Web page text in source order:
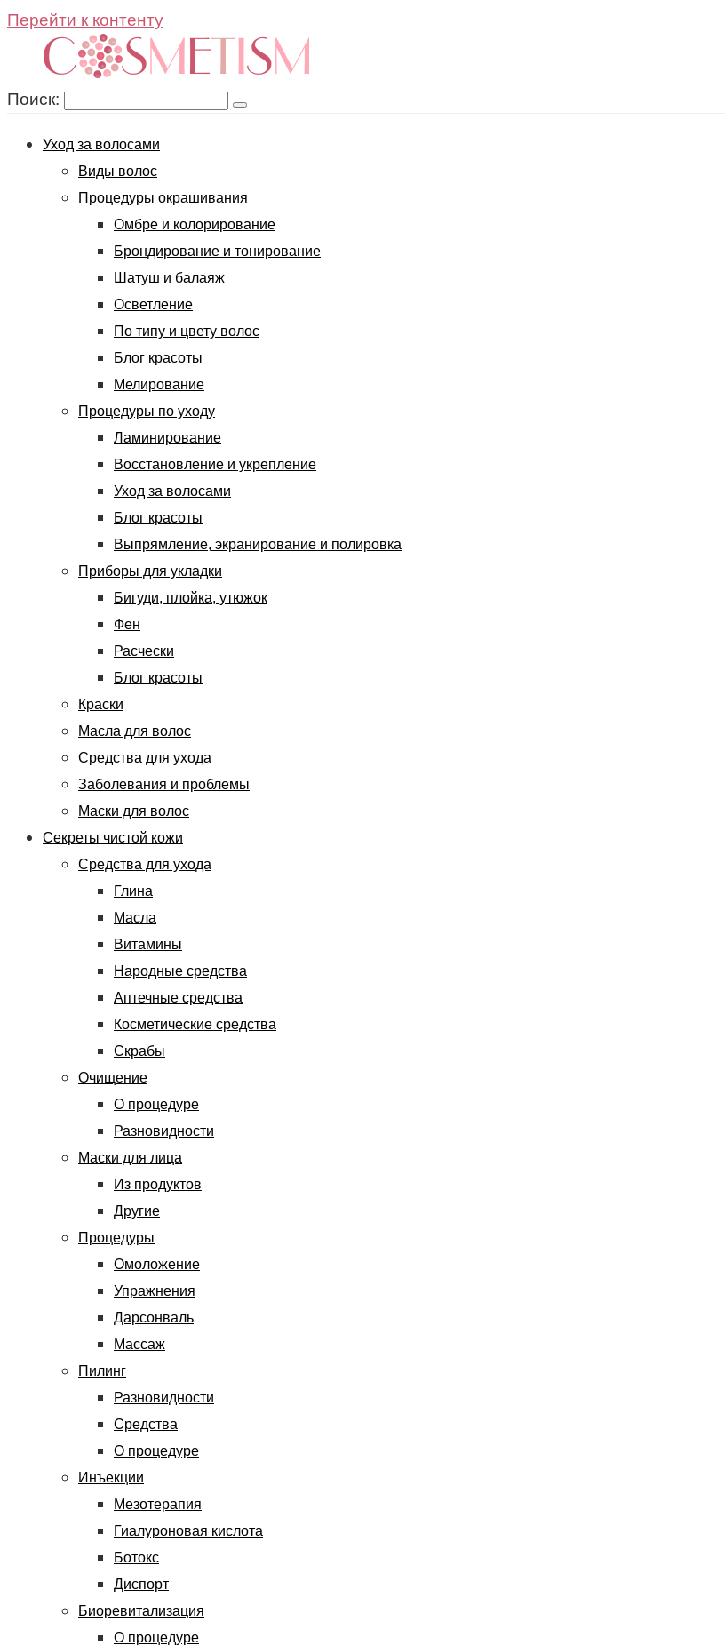
Перейти к контенту
Поиск:
Уход за волосами
Виды волос
Процедуры окрашивания
Омбре и колорирование
Брондирование и тонирование
Шатуш и балаяж
Осветление
По типу и цвету волос
Блог красоты
Мелирование
Процедуры по уходу
Ламинирование
Восстановление и укрепление
Уход за волосами
Блог красоты
Выпрямление, экранирование и полировка
Приборы для укладки
Бигуди, плойка, утюжок
Фен
Расчески
Блог красоты
Краски
Масла для волос
Средства для ухода
Заболевания и проблемы
Маски для волос
Секреты чистой кожи
Средства для ухода
Глина
Масла
Витамины
Народные средства
Аптечные средства
Косметические средства
Скрабы
Очищение
О процедуре
Разновидности
Маски для лица
Из продуктов
Другие
Процедуры
Омоложение
Упражнения
Дарсонваль
Массаж
Пилинг
Разновидности
Средства
О процедуре
Инъекции
Мезотерапия
Гиалуроновая кислота
Ботокс
Диспорт
Биоревитализация
О процедуре